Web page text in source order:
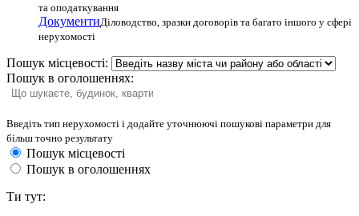
та оподаткування
ДокументиДіловодство, зразки договорів та багато іншого у сфері
нерухомості
Пошук місцевості:
Пошук в оголошеннях:
Введіть тип нерухомості і додайте уточнюючі пошукові параметри для
більш точно результату
Пошук місцевості
Пошук в оголошеннях
Ти тут: